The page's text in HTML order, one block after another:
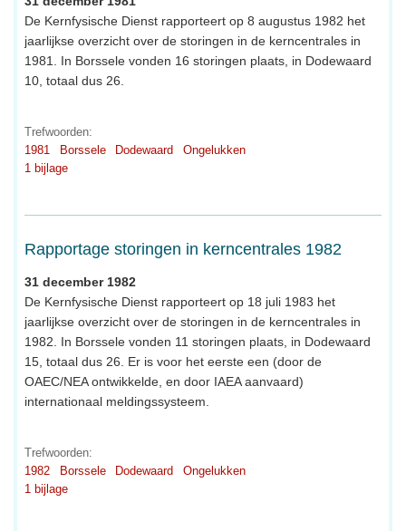
De Kernfysische Dienst rapporteert op 8 augustus 1982 het
jaarlijkse overzicht over de storingen in de kerncentrales in
1981. In Borssele vonden 16 storingen plaats, in Dodewaard
10, totaal dus 26.
Trefwoorden:
1981
Borssele Dodewaard
Ongelukken
1 bijlage
Rapportage storingen in kerncentrales 1982
31 december 1982
De Kernfysische Dienst rapporteert op 18 juli 1983 het
jaarlijkse overzicht over de storingen in de kerncentrales in
1982. In Borssele vonden 11 storingen plaats, in Dodewaard
15, totaal dus 26. Er is voor het eerste een (door de
OAEC/NEA ontwikkelde, en door IAEA aanvaard)
internationaal meldingssysteem.
Trefwoorden:
1982
Borssele Dodewaard
Ongelukken
1 bijlage